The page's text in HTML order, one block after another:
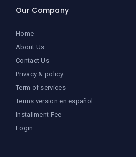
Our Company
Home
About Us
Contact Us
Privacy & policy
Term of services
Terms version en español
Installment Fee
Login